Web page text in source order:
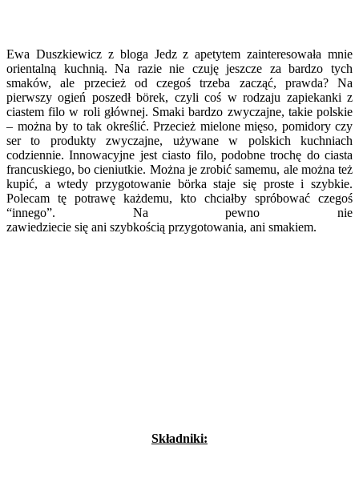
Ewa Duszkiewicz z bloga Jedz z apetytem zainteresowała mnie
orientalną kuchnią. Na razie nie czuję jeszcze za bardzo tych
smaków, ale przecież od czegoś trzeba zacząć, prawda? Na
pierwszy ogień poszedł börek, czyli coś w rodzaju zapiekanki z
ciastem filo w roli głównej. Smaki bardzo zwyczajne, takie polskie
– można by to tak określić. Przecież mielone mięso, pomidory czy
ser to produkty zwyczajne, używane w polskich kuchniach
codziennie. Innowacyjne jest ciasto filo, podobne trochę do ciasta
francuskiego, bo cieniutkie. Można je zrobić samemu, ale można też
kupić, a wtedy przygotowanie börka staje się proste i szybkie.
Polecam tę potrawę każdemu, kto chciałby spróbować czegoś
“innego”. Na pewno nie
zawiedziecie się ani szybkością przygotowania, ani smakiem.
Składniki: